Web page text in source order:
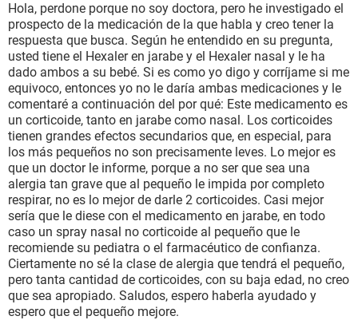
Hola, perdone porque no soy doctora, pero he investigado el
prospecto de la medicación de la que habla y creo tener la
respuesta que busca. Según he entendido en su pregunta,
usted tiene el Hexaler en jarabe y el Hexaler nasal y le ha
dado ambos a su bebé. Si es como yo digo y corríjame si me
equivoco, entonces yo no le daría ambas medicaciones y le
comentaré a continuación del por qué: Este medicamento es
un corticoide, tanto en jarabe como nasal. Los corticoides
tienen grandes efectos secundarios que, en especial, para
los más pequeños no son precisamente leves. Lo mejor es
que un doctor le informe, porque a no ser que sea una
alergia tan grave que al pequeño le impida por completo
respirar, no es lo mejor de darle 2 corticoides. Casi mejor
sería que le diese con el medicamento en jarabe, en todo
caso un spray nasal no corticoide al pequeño que le
recomiende su pediatra o el farmacéutico de confianza.
Ciertamente no sé la clase de alergia que tendrá el pequeño,
pero tanta cantidad de corticoides, con su baja edad, no creo
que sea apropiado. Saludos, espero haberla ayudado y
espero que el pequeño mejore.